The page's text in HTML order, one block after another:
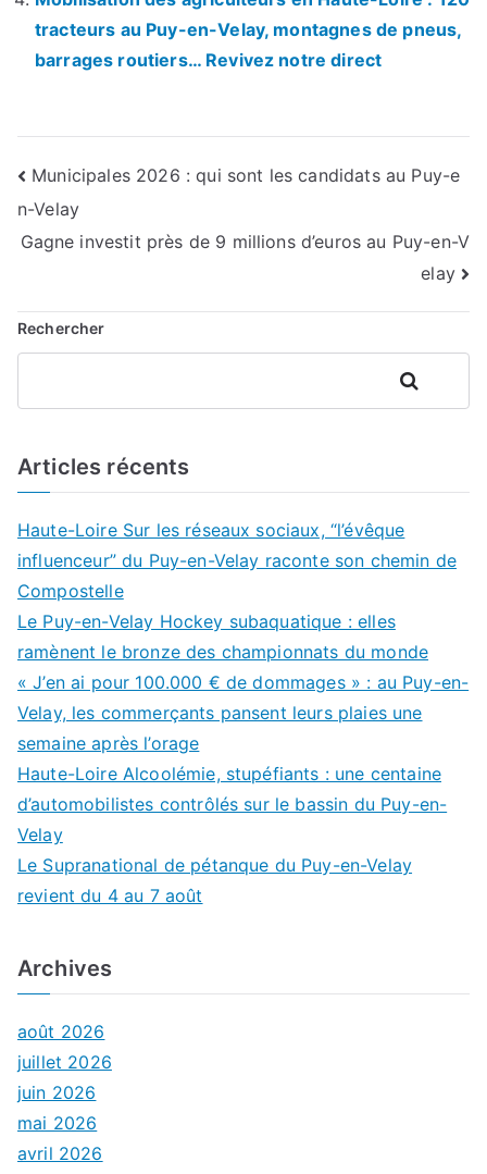
tracteurs au Puy-en-Velay, montagnes de pneus,
barrages routiers… Revivez notre direct
Navigation
de
Municipales 2026 : qui sont les candidats au Puy-e
n-Velay
Gagne investit près de 9 millions d’euros au Puy-en-V
elay
Rechercher
Rechercher
Articles récents
Haute-Loire Sur les réseaux sociaux, “l’évêque
influenceur” du Puy-en-Velay raconte son chemin de
Compostelle
Le Puy-en-Velay Hockey subaquatique : elles
ramènent le bronze des championnats du monde
« J’en ai pour 100.000 € de dommages » : au Puy-en-
Velay, les commerçants pansent leurs plaies une
semaine après l’orage
Haute-Loire Alcoolémie, stupéfiants : une centaine
d’automobilistes contrôlés sur le bassin du Puy-en-
Velay
Le Supranational de pétanque du Puy-en-Velay
revient du 4 au 7 août
Archives
août 2026
juillet 2026
juin 2026
mai 2026
avril 2026